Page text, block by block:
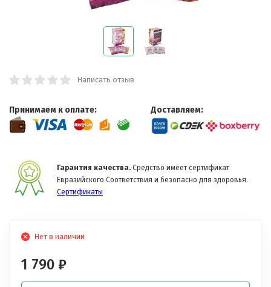
Написать отзыв
Принимаем к оплате: Доставляем:
Гарантия качества. Средство имеет сертификат
Евразийского Соответствия и безопасно для здоровья.
Сертификаты
Нет в наличии
1 790 ₽